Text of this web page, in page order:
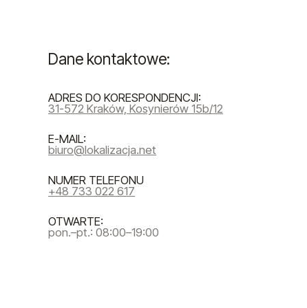
Dane kontaktowe:
ADRES DO KORESPONDENCJI:
31-572 Kraków, Kosynierów 15b/12
E-MAIL:
biuro@lokalizacja.net
NUMER TELEFONU
+48 733 022 617
OTWARTE:
pon.–pt.: 08:00–19:00